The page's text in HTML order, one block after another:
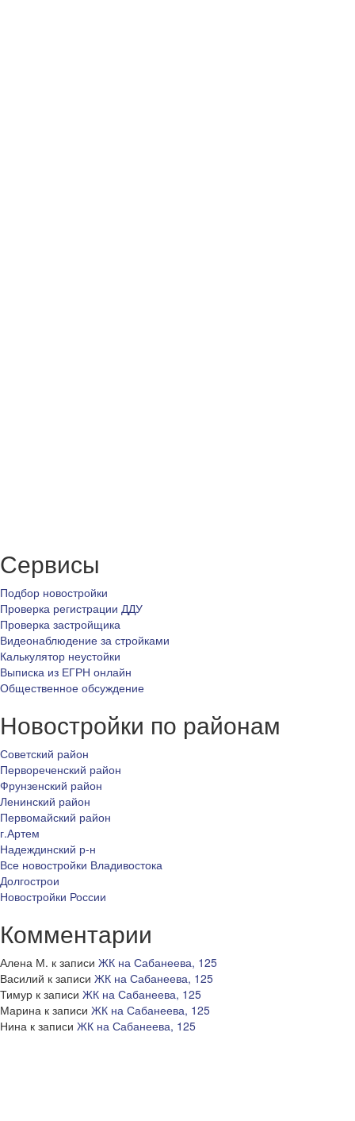
Сервисы
Подбор новостройки
Проверка регистрации ДДУ
Проверка застройщика
Видеонаблюдение за стройками
Калькулятор неустойки
Выписка из ЕГРН онлайн
Общественное обсуждение
Новостройки по районам
Советский район
Первореченский район
Фрунзенский район
Ленинский район
Первомайский район
г.Артем
Надеждинский р-н
Все новостройки Владивостока
Долгострои
Новостройки России
Комментарии
Алена М. к записи ЖК на Сабанеева, 125
Василий к записи ЖК на Сабанеева, 125
Тимур к записи ЖК на Сабанеева, 125
Марина к записи ЖК на Сабанеева, 125
Нина к записи ЖК на Сабанеева, 125